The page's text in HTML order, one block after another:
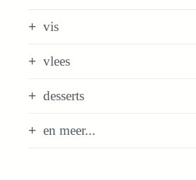
vis
vlees
desserts
en meer...